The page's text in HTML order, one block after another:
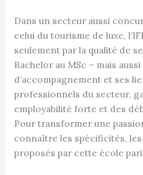
Dans un secteur aussi
celui du tourisme de luxe,
seulement par la qualité de
Bachelor au MSc – mais
d’accompagnement et ses
professionnels du secteur,
employabilité forte et des
Pour transformer une
connaître les spécificités,
proposés par cette école